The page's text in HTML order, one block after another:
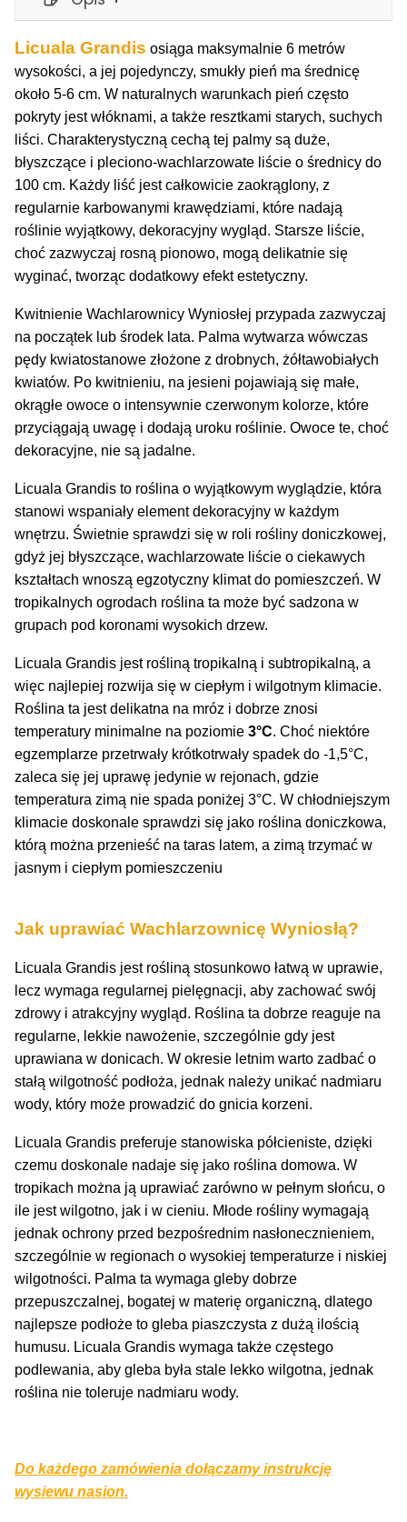
Licuala Grandis osiąga maksymalnie 6 metrów
wysokości, a jej pojedynczy, smukły pień ma średnicę
około 5-6 cm. W naturalnych warunkach pień często
pokryty jest włóknami, a także resztkami starych, suchych
liści. Charakterystyczną cechą tej palmy są duże,
błyszczące i pleciono-wachlarzowate liście o średnicy do
100 cm. Każdy liść jest całkowicie zaokrąglony, z
regularnie karbowanymi krawędziami, które nadają
roślinie wyjątkowy, dekoracyjny wygląd. Starsze liście,
choć zazwyczaj rosną pionowo, mogą delikatnie się
wyginać, tworząc dodatkowy efekt estetyczny.
Kwitnienie Wachlarownicy Wyniosłej przypada zazwyczaj
na początek lub środek lata. Palma wytwarza wówczas
pędy kwiatostanowe złożone z drobnych, żółtawobiałych
kwiatów. Po kwitnieniu, na jesieni pojawiają się małe,
okrągłe owoce o intensywnie czerwonym kolorze, które
przyciągają uwagę i dodają uroku roślinie. Owoce te, choć
dekoracyjne, nie są jadalne.
Licuala Grandis to roślina o wyjątkowym wyglądzie, która
stanowi wspaniały element dekoracyjny w każdym
wnętrzu. Świetnie sprawdzi się w roli rośliny doniczkowej,
gdyż jej błyszczące, wachlarzowate liście o ciekawych
kształtach wnoszą egzotyczny klimat do pomieszczeń. W
tropikalnych ogrodach roślina ta może być sadzona w
grupach pod koronami wysokich drzew.
Licuala Grandis jest rośliną tropikalną i subtropikalną, a
więc najlepiej rozwija się w ciepłym i wilgotnym klimacie.
Roślina ta jest delikatna na mróz i dobrze znosi
temperatury minimalne na poziomie 3°C. Choć niektóre
egzemplarze przetrwały krótkotrwały spadek do -1,5°C,
zaleca się jej uprawę jedynie w rejonach, gdzie
temperatura zimą nie spada poniżej 3°C. W chłodniejszym
klimacie doskonale sprawdzi się jako roślina doniczkowa,
którą można przenieść na taras latem, a zimą trzymać w
jasnym i ciepłym pomieszczeniu
Jak uprawiać Wachlarzownicę Wyniosłą?
Licuala Grandis jest rośliną stosunkowo łatwą w uprawie,
lecz wymaga regularnej pielęgnacji, aby zachować swój
zdrowy i atrakcyjny wygląd. Roślina ta dobrze reaguje na
regularne, lekkie nawożenie, szczególnie gdy jest
uprawiana w donicach. W okresie letnim warto zadbać o
stałą wilgotność podłoża, jednak należy unikać nadmiaru
wody, który może prowadzić do gnicia korzeni.
Licuala Grandis preferuje stanowiska półcieniste, dzięki
czemu doskonale nadaje się jako roślina domowa. W
tropikach można ją uprawiać zarówno w pełnym słońcu, o
ile jest wilgotno, jak i w cieniu. Młode rośliny wymagają
jednak ochrony przed bezpośrednim nasłonecznieniem,
szczególnie w regionach o wysokiej temperaturze i niskiej
wilgotności. Palma ta wymaga gleby dobrze
przepuszczalnej, bogatej w materię organiczną, dlatego
najlepsze podłoże to gleba piaszczysta z dużą ilością
humusu. Licuala Grandis wymaga także częstego
podlewania, aby gleba była stale lekko wilgotna, jednak
roślina nie toleruje nadmiaru wody.
Do każdego zamówienia dołączamy instrukcję
wysiewu nasion.